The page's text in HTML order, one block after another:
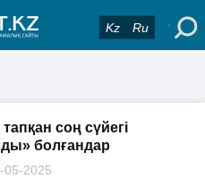
Kz Ru
тапқан соң сүйегі
болғандар
05-2025